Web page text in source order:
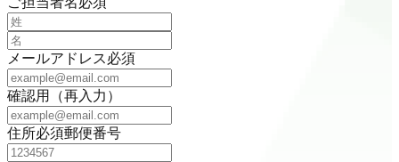
メールアドレス必須
確認用（再入力）
住所必須郵便番号